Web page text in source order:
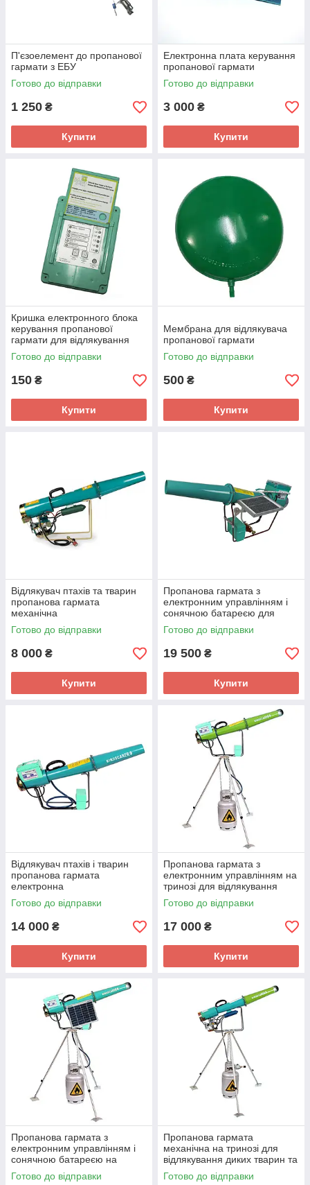
П'єзоелемент до пропанової
гармати з ЕБУ
Готово до відправки
1 250 ₴
Купити
Електронна плата керування
пропанової гармати
Готово до відправки
3 000 ₴
Купити
Кришка електронного блока
керування пропанової
гармати для відлякування
диких тварин і птахів
Готово до відправки
150 ₴
Купити
Мембрана для відлякувача
пропанової гармати
Готово до відправки
500 ₴
Купити
Відлякувач птахів та тварин
пропанова гармата
механічна
Готово до відправки
8 000 ₴
Купити
Пропанова гармата з
електронним управлінням і
сонячною батареєю для
відлякування диких тварин і
птахів
Готово до відправки
19 500 ₴
Купити
Відлякувач птахів і тварин
пропанова гармата
електронна
Готово до відправки
14 000 ₴
Купити
Пропанова гармата з
електронним управлінням на
тринозі для відлякування
диких тварин та птахів
Готово до відправки
17 000 ₴
Купити
Пропанова гармата з
електронним управлінням і
сонячною батареєю на
тринозі для відлякування
диких тварин
Готово до відправки
Пропанова гармата
механічна на тринозі для
відлякування диких тварин та
птахів
Готово до відправки